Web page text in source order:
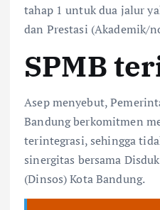
tahap 1 untuk dua jalur
dan Prestasi (Akademik/
SPMB
Asep menyebut,
Bandung berkomitmen
terintegrasi, sehingga
sinergitas bersama
(Dinsos) Kota Bandung.